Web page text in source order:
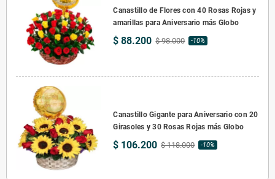
Canastillo de Flores con 40 Rosas Rojas y
amarillas para Aniversario más Globo
$ 88.200 $ 98.000 -10%
Canastillo Gigante para Aniversario con 20
Girasoles y 30 Rosas Rojas más Globo
$ 106.200 $ 118.000 -10%